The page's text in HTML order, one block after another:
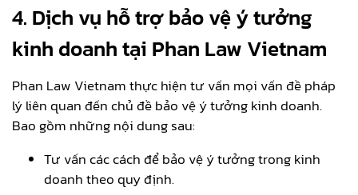
4. Dịch vụ hỗ trợ bảo vệ ý tưởng
kinh doanh tại Phan Law Vietnam
Phan Law Vietnam thực hiện tư vấn mọi vấn đề pháp
lý liên quan đến chủ đề bảo vệ ý tưởng kinh doanh.
Bao gồm những nội dung sau:
Tư vấn các cách để bảo vệ ý tưởng trong kinh
doanh theo quy định.